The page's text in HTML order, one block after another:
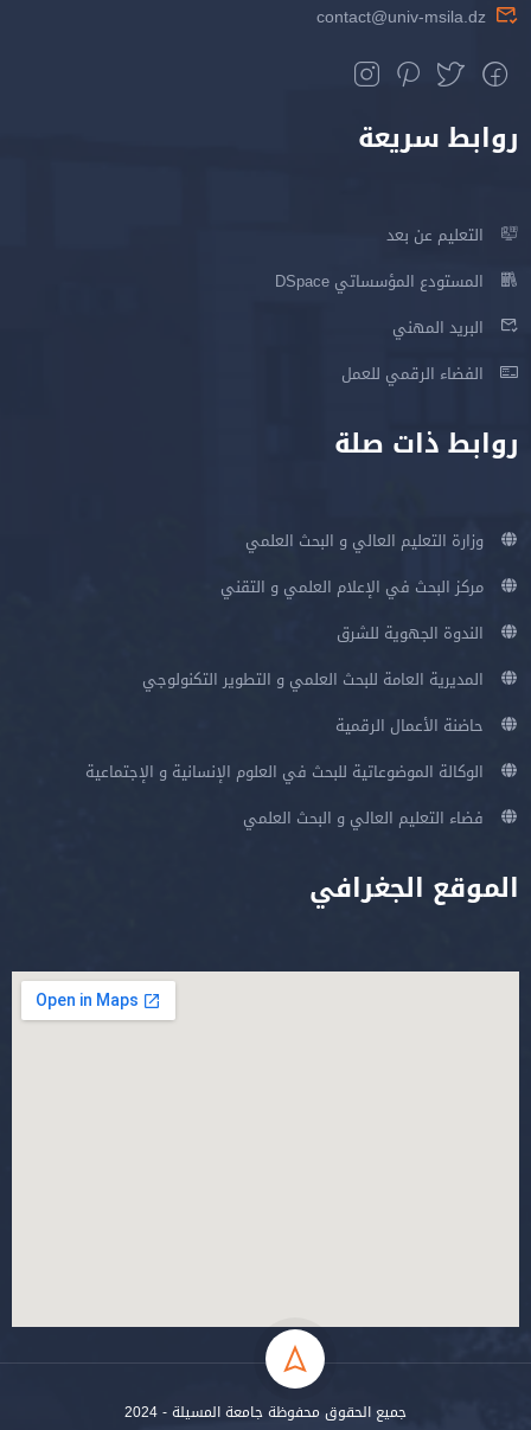
contact@univ-msila.dz
روابط سريعة
التعليم عن بعد
المستودع المؤسساتي DSpace
البريد المهني
الفضاء الرقمي للعمل
روابط ذات صلة
وزارة التعليم العالي و البحث العلمي
مركز البحث في الإعلام العلمي و التقني
الندوة الجهوية للشرق
المديرية العامة للبحث العلمي و التطوير التكنولوجي
حاضنة الأعمال الرقمية
الوكالة الموضوعاتية للبحث في العلوم الإنسانية و الإجتماعية
فضاء التعليم العالي و البحث العلمي
الموقع الجغرافي
جميع الحقوق محفوظة جامعة المسيلة - 2024